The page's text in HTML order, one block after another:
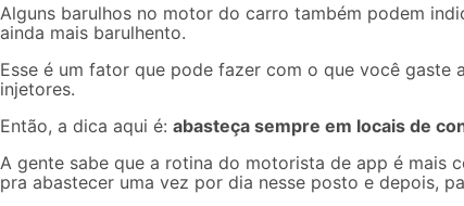
Alguns barulhos no motor do carro também podem
ainda mais barulhento.
Esse é um fator que pode fazer com o que você gaste
injetores.
Então, a dica aqui é: abasteça sempre em locais de
A gente sabe que a rotina do motorista de app é mais
pra abastecer uma vez por dia nesse posto e depois,